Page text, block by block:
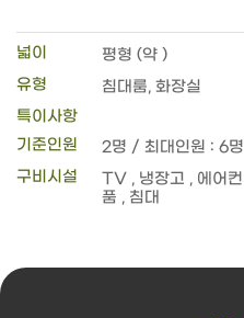
넓이
평형 (약 )
유형
침대룸, 화장실
특이사항
기준인원
2명 / 최대인원 : 6명
구비시설